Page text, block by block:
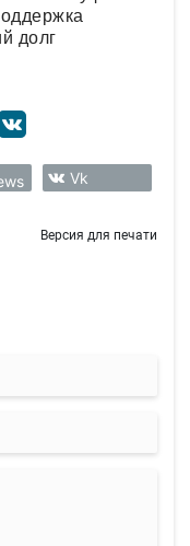
долг
Vk
Версия для печати